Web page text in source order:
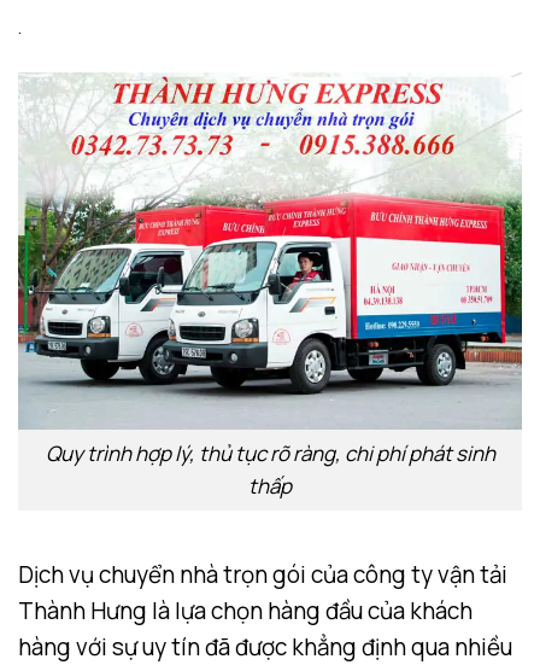
Quy trình hợp lý, thủ tục rõ ràng, chi phí phát sinh
thấp
Dịch vụ chuyển nhà trọn gói của công ty vận tải
Thành Hưng là lựa chọn hàng đầu của khách
hàng với sự uy tín đã được khẳng định qua nhiều